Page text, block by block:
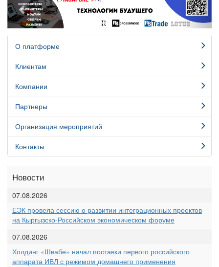
О платформе
Клиентам
Компании
Партнеры
Организация мероприятий
Контакты
Новости
07.08.2026
ЕЭК провела сессию о развитии интеграционных проектов
на Кыргызско-Российском экономическом форуме
07.08.2026
Холдинг «Швабе» начал поставки первого российского
аппарата ИВЛ с режимом домашнего применения